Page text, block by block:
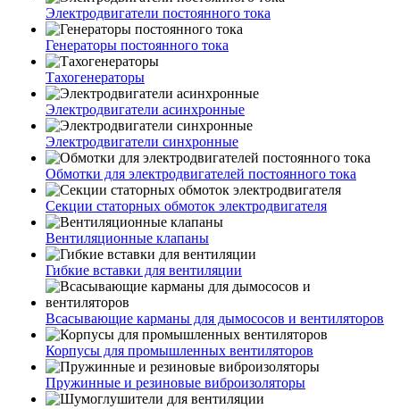
Электродвигатели постоянного тока
Генераторы постоянного тока
Тахогенераторы
Электродвигатели асинхронные
Электродвигатели синхронные
Обмотки для электродвигателей постоянного тока
Секции статорных обмоток электродвигателя
Вентиляционные клапаны
Гибкие вставки для вентиляции
Всасывающие карманы для дымососов и вентиляторов
Корпусы для промышленных вентиляторов
Пружинные и резиновые виброизоляторы